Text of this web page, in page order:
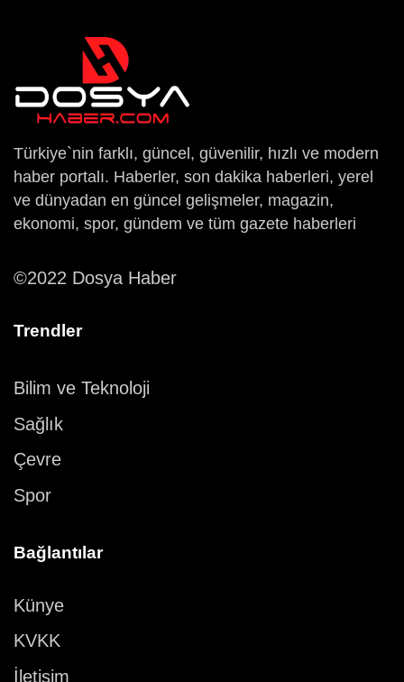
Türkiye`nin farklı, güncel, güvenilir, hızlı ve modern
haber portalı. Haberler, son dakika haberleri, yerel
ve dünyadan en güncel gelişmeler, magazin,
ekonomi, spor, gündem ve tüm gazete haberleri
©2022 Dosya Haber
Trendler
Bilim ve Teknoloji
Sağlık
Çevre
Spor
Bağlantılar
Künye
KVKK
İletişim